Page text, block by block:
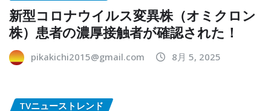
新型コロナウイルス変異株（オミクロン
株）患者の濃厚接触者が確認された！
pikakichi2015@gmail.com 8月 5, 2025
TVニューストレンド